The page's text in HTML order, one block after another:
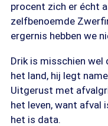
procent zich er écht
zelfbenoemde
ergernis hebben we
Drik is misschien wel
het land, hij legt
Uitgerust met
het leven, want afval
het is data.